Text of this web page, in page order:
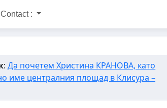
Contact :
:Да почетем Христина КРАНОВА, като
име централния площад в Клисура –